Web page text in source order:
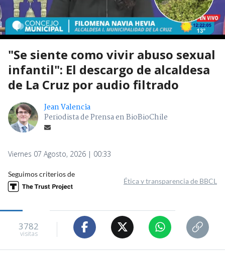
"Se siente como vivir abuso sexual
infantil": El descargo de alcaldesa
de La Cruz por audio filtrado
Jean Valencia
Periodista de Prensa en BioBioChile
Viernes 07 Agosto, 2026 | 00:33
Seguimos criterios de
Ética y transparencia de BBCL
3782
visitas